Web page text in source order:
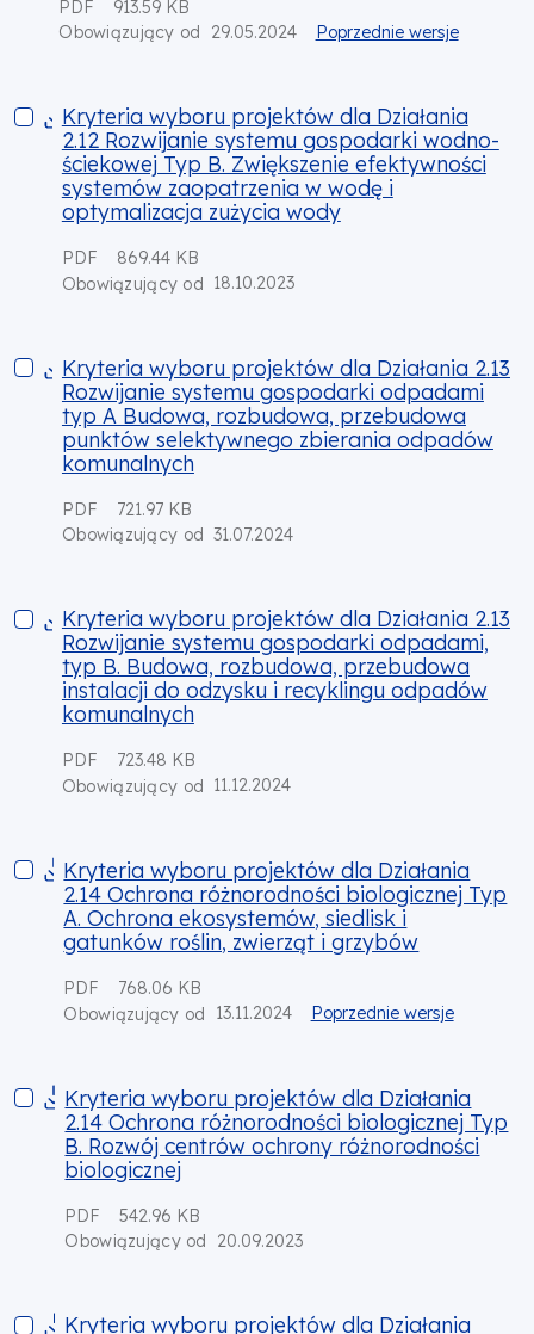
PDF
913.59 KB
Obowiązujący od
29.05.2024 Poprzednie wersje
Kryteria wyboru projektów dla Działania 2.12 Rozwijanie
Kryteria wyboru projektów dla Działania
2.12 Rozwijanie systemu gospodarki wodno-
ściekowej Typ B. Zwiększenie efektywności
systemów zaopatrzenia w wodę i
optymalizacja zużycia wody
PDF
869.44 KB
Obowiązujący od 18.10.2023
Kryteria wyboru projektów dla Działania 2.13 Rozwijanie
Kryteria wyboru projektów dla Działania 2.13
Rozwijanie systemu gospodarki odpadami
typ A Budowa, rozbudowa, przebudowa
punktów selektywnego zbierania odpadów
komunalnych
PDF
721.97 KB
Obowiązujący od 31.07.2024
Kryteria wyboru projektów dla Działania 2.13 Rozwijanie
Kryteria wyboru projektów dla Działania 2.13
Rozwijanie systemu gospodarki odpadami,
typ B. Budowa, rozbudowa, przebudowa
instalacji do odzysku i recyklingu odpadów
komunalnych
PDF
723.48 KB
Obowiązujący od 11.12.2024
Kryteria wyboru projektów dla Działania 2.14 Ochrona
Kryteria wyboru projektów dla Działania
2.14 Ochrona różnorodności biologicznej Typ
A. Ochrona ekosystemów, siedlisk i
gatunków roślin, zwierząt i grzybów
PDF
768.06 KB
Obowiązujący od
13.11.2024 Poprzednie wersje
Kryteria wyboru projektów dla Działania 2.14 Ochrona
Kryteria wyboru projektów dla Działania
2.14 Ochrona różnorodności biologicznej Typ
B. Rozwój centrów ochrony różnorodności
biologicznej
PDF
542.96 KB
Obowiązujący od
20.09.2023
Kryteria wyboru projektów dla Działania 2.14 Ochrona
Kryteria wyboru projektów dla Działania